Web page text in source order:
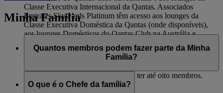
Classe Executiva Internacional da Qantas. Associados
Emirates Skywards Platinum têm acesso aos lounges da
Classe Executiva Doméstica da Qantas (onde disponíveis),
aos lounges Domésticos do Qantas Club na Austrália e
Minha Família
Quantos membros podem fazer parte da Minha
Família?
Incluindo o Chefe da Família, pode ter até oito membros.
O que é o Chefe da família?